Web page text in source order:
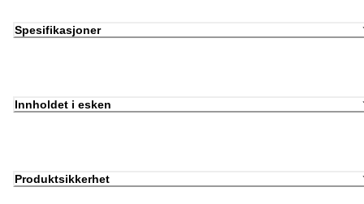
Spesifikasjoner
Innholdet i esken
Produktsikkerhet